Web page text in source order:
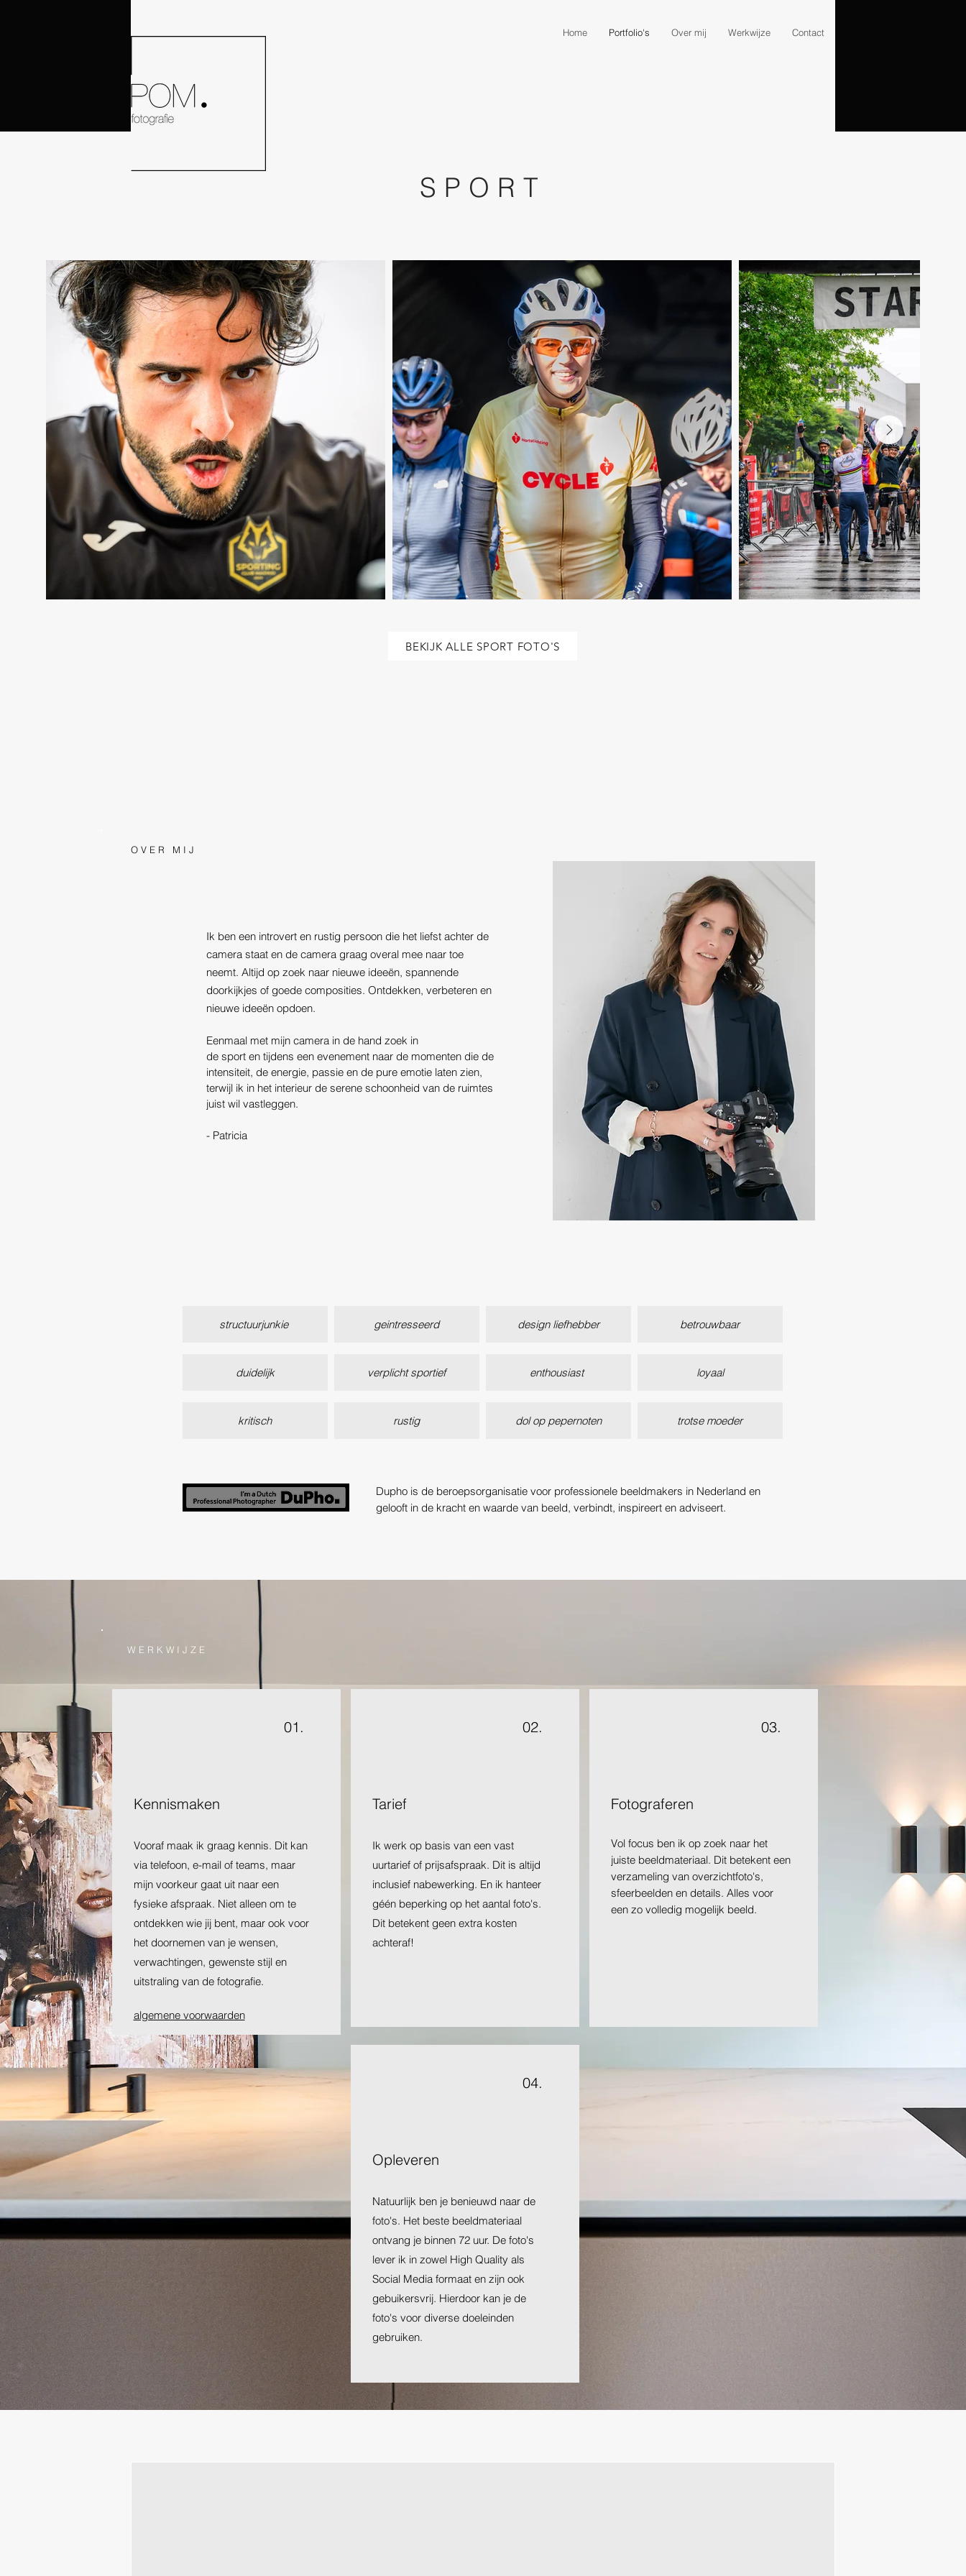
Home Portfolio's Over mij Werkwijze Contact
SPORT
BEKIJK ALLE SPORT FOTO'S
OVER MIJ
Ik ben een introvert en rustig persoon die het liefst achter de
camera staat en de camera graag overal mee naar toe
neemt. Altijd op zoek naar nieuwe ideeën, spannende
doorkijkjes of goede composities. Ontdekken, verbeteren en
nieuwe ideeën opdoen.
Eenmaal met mijn camera in de hand zoek in ​​​
de sport en tijdens een evenement naar de momenten die de
intensiteit, de energie, passie en de pure emotie laten zien,
terwijl ik in het interieur de serene schoonheid van de ruimtes
juist wil vastleggen.
- Patricia
structuurjunkie
duidelijk
kritisch
geintresseerd
verplicht sportief
rustig
design liefhebber
enthousiast
dol op pepernoten
betrouwbaar
loyaal
trotse moeder
Dupho is de beroepsorganisatie voor professionele beeldmakers in Nederland en
gelooft in de kracht en waarde van beeld, verbindt, inspireert en adviseert.
WERKWIJZE
01.
Kennismaken
Vooraf maak ik graag kennis. Dit kan
via telefoon, e-mail of teams, maar
mijn voorkeur gaat uit naar een
fysieke afspraak. Niet alleen om te
ontdekken wie jij bent, maar ook voor
het doornemen van je wensen,
verwachtingen, gewenste stijl en
uitstraling van de fotografie.
algemene voorwaarden
02.
Tarief
Ik werk op basis van een vast
uurtarief of prijsafspraak. Dit is altijd
inclusief nabewerking. En ik hanteer
géén beperking op het aantal foto's.
Dit betekent geen extra kosten
achteraf!
03.
Fotograferen
Vol focus ben ik op zoek naar het
juiste beeldmateriaal. Dit betekent een
verzameling van overzichtfoto's,
sfeerbeelden en details. Alles voor
een zo volledig mogelijk beeld.
04.
Opleveren
Natuurlijk ben je benieuwd naar de
foto's. Het beste beeldmateriaal
ontvang je binnen 72 uur. De foto's
lever ik in zowel High Quality als
Social Media formaat en zijn ook
gebuikersvrij. Hierdoor kan je de
foto's voor diverse doeleinden
gebruiken.